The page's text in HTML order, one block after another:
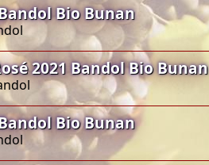
Bio Bunan
2021 Bandol Bio Bunan
Bio Bunan